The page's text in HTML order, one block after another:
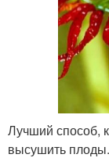
Лучший способ,
высушить плоды.